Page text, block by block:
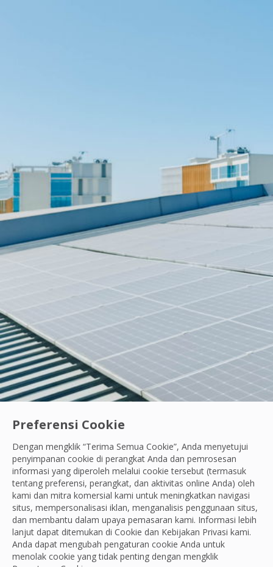
Preferensi Cookie
Dengan mengklik “Terima Semua Cookie”, Anda menyetujui
penyimpanan cookie di perangkat Anda dan pemrosesan
informasi yang diperoleh melalui cookie tersebut (termasuk
tentang preferensi, perangkat, dan aktivitas online Anda) oleh
kami dan mitra komersial kami untuk meningkatkan navigasi
situs, mempersonalisasi iklan, menganalisis penggunaan situs,
dan membantu dalam upaya pemasaran kami. Informasi lebih
lanjut dapat ditemukan di Cookie dan Kebijakan Privasi kami.
Anda dapat mengubah pengaturan cookie Anda untuk
menolak cookie yang tidak penting dengan mengklik
Ayo Berdiri Beraksi|Karyawan Kami
Semangat Belajar Tanpa Henti: Cara Andik
Saat menemukan kerusakan di area kerja, Andik fokus
OCS Team
29 Jul, 2026